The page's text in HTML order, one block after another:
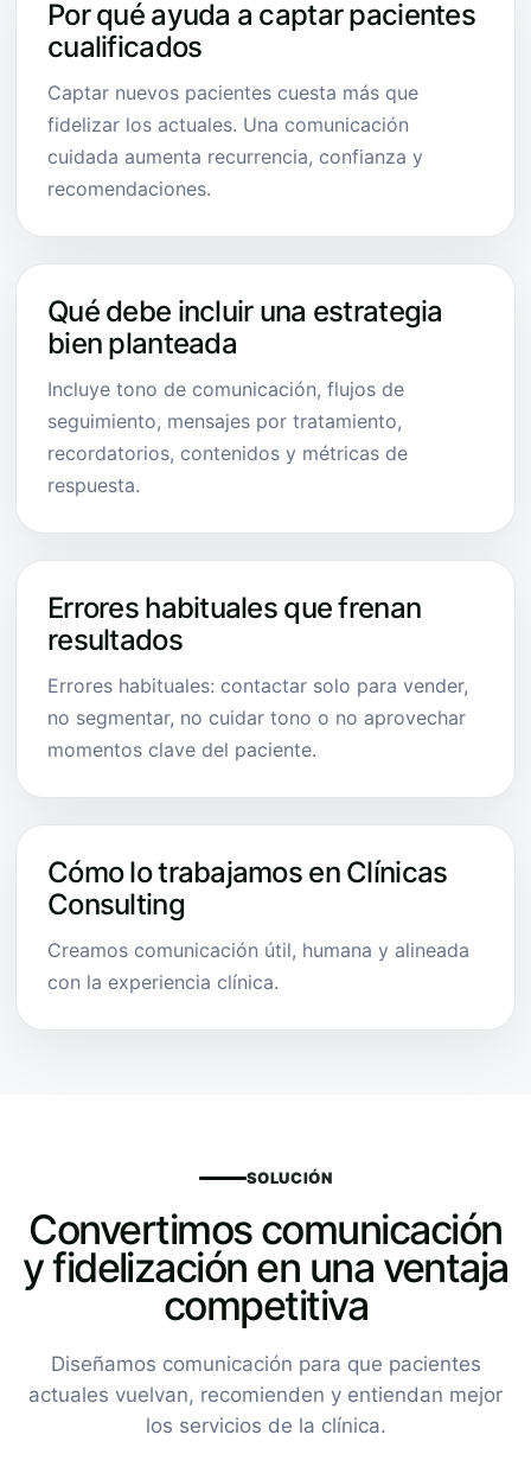
Por qué ayuda a captar pacientes
cualificados
Captar nuevos pacientes cuesta más que
fidelizar los actuales. Una comunicación
cuidada aumenta recurrencia, confianza y
recomendaciones.
Qué debe incluir una estrategia
bien planteada
Incluye tono de comunicación, flujos de
seguimiento, mensajes por tratamiento,
recordatorios, contenidos y métricas de
respuesta.
Errores habituales que frenan
resultados
Errores habituales: contactar solo para vender,
no segmentar, no cuidar tono o no aprovechar
momentos clave del paciente.
Cómo lo trabajamos en Clínicas
Consulting
Creamos comunicación útil, humana y alineada
con la experiencia clínica.
SOLUCIÓN
Convertimos comunicación
y fidelización en una ventaja
competitiva
Diseñamos comunicación para que pacientes
actuales vuelvan, recomienden y entiendan mejor
los servicios de la clínica.